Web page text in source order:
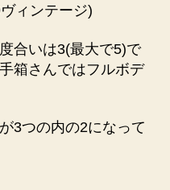
ィンテージ)
合いは3(最大で5)で
箱さんではフルボデ
3つの内の2になって